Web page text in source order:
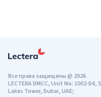
Все права защищены@ 2026
LECTERA DMCC, Unit No: 1002-
Lakes Tower, Dubai, UAE;